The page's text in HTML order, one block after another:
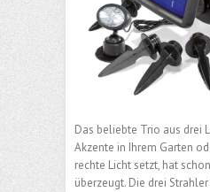
Das beliebte Trio aus drei
Akzente in Ihrem Garten
rechte Licht setzt, hat
überzeugt. Die drei